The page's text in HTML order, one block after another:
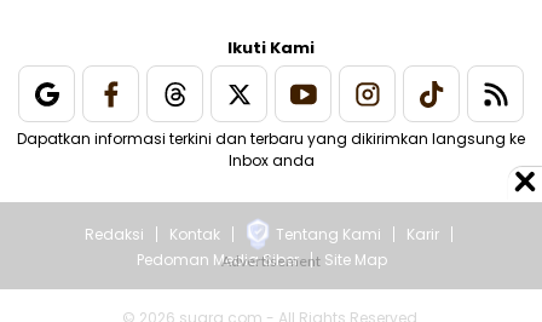
Ikuti Kami
Dapatkan informasi terkini dan terbaru yang dikirimkan langsung ke
Inbox anda
Redaksi Kontak Tentang Kami
Karir
Pedoman Media Siber
Site Map